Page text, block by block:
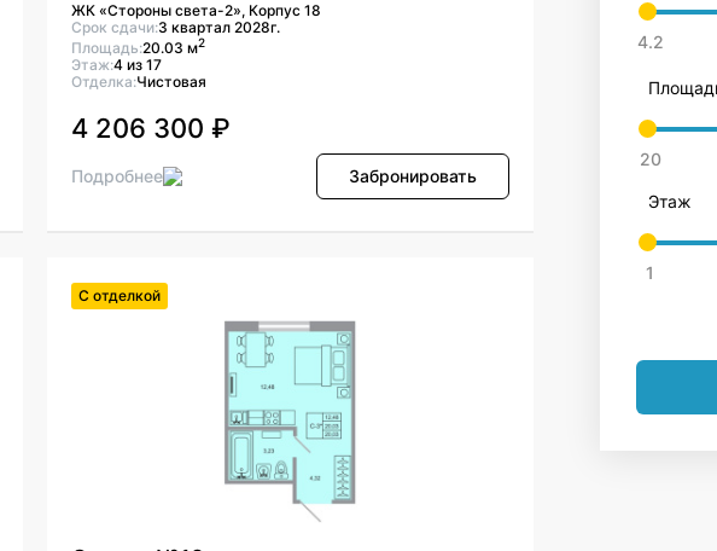
ЖК «Стороны света-2», Корпус 18
Срок сдачи:3 квартал 2028г.
Площадь:20.03 м2
Этаж:4 из 17
Отделка:Чистовая
4 206 300 ₽
Подробнее Забронировать
С отделкой
Этаж